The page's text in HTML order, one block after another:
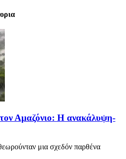
Αμαζόνιο: Η ανακάλυψη-
μια σχεδόν παρθένα